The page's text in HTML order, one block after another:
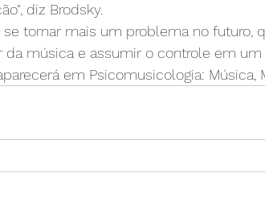
diz Brodsky.
se tornar mais um problema no futuro,
da música e assumir o controle em
em Psicomusicologia: Música,